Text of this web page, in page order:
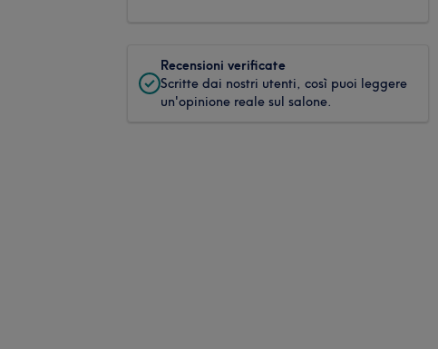
Recensioni verificate
Scritte dai nostri utenti, così puoi leggere
un'opinione reale sul salone.